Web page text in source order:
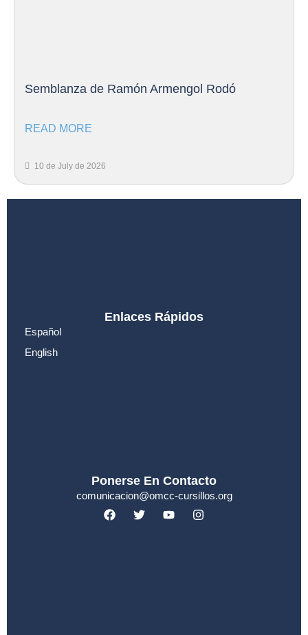
Semblanza de Ramón Armengol Rodó
READ MORE
10 de July de 2026
Enlaces Rápidos
Español
English
Ponerse En Contacto
comunicacion@omcc-cursillos.org